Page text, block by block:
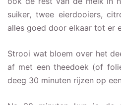
suiker, twee eierdooiers,
alles goed door elkaar tot er
Strooi wat bloem over het
af met een theedoek (of
deeg 30 minuten rijzen op